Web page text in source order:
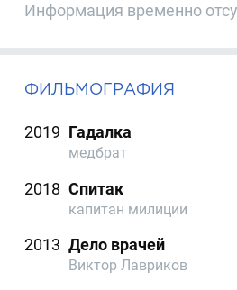
Информация временно
ФИЛЬМОГРАФИЯ
2019 Гадалка
медбрат
2018 Спитак
капитан милиции
2013 Дело врачей
Виктор Лавриков